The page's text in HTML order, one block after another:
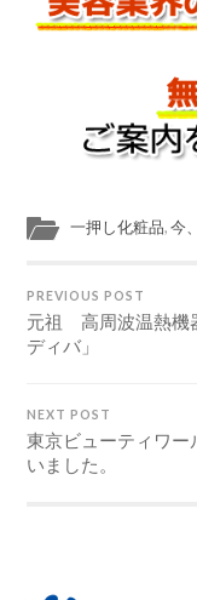
一押し化粧品,今
PREVIOUS POST
元祖 高周波温熱
ディバ」
NEXT POST
東京ビューティワ
いました。